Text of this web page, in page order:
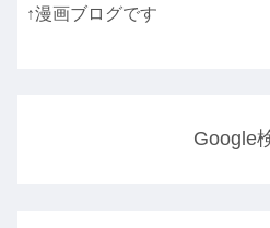
↑漫画ブログです
Google